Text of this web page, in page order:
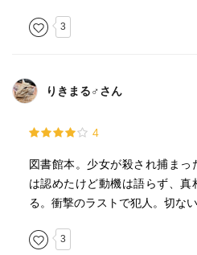
3
りきまる♂さん
4
図書館本。少女が殺され捕ま
は認めたけど動機は語らず、真
る。衝撃のラストで犯人。切な
3